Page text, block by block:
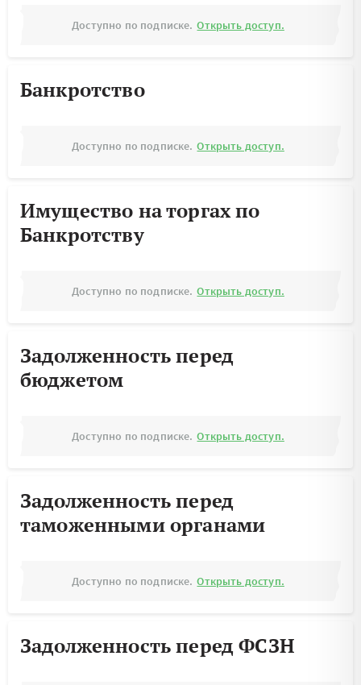
Доступно по подписке. Открыть доступ.
Банкротство
Доступно по подписке. Открыть доступ.
Имущество на торгах по
Банкротству
Доступно по подписке. Открыть доступ.
Задолженность перед
бюджетом
Доступно по подписке. Открыть доступ.
Задолженность перед
таможенными органами
Доступно по подписке. Открыть доступ.
Задолженность перед ФСЗН